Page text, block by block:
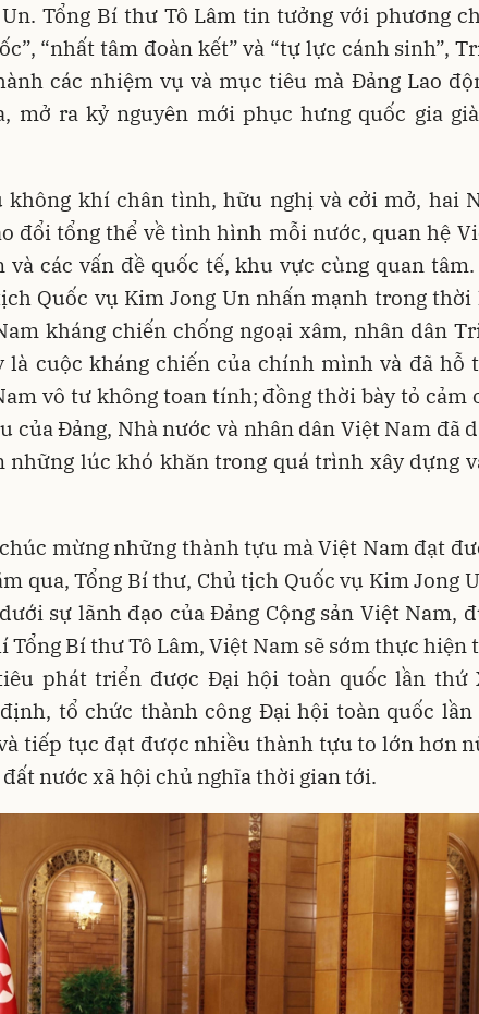
Tổng Bí thư Tô Lâm tin tưởng với phương
“nhất tâm đoàn kết” và “tự lực cánh sinh”,
các nhiệm vụ và mục tiêu mà Đảng Lao
mở ra kỷ nguyên mới phục hưng quốc gia
không khí chân tình, hữu nghị và cởi mở, hai
đổi tổng thể về tình hình mỗi nước, quan hệ
và các vấn đề quốc tế, khu vực cùng quan
Quốc vụ Kim Jong Un nhấn mạnh trong thời
kháng chiến chống ngoại xâm, nhân dân
là cuộc kháng chiến của chính mình và đã hỗ
vô tư không toan tính; đồng thời bày tỏ cảm
của Đảng, Nhà nước và nhân dân Việt Nam đã
những lúc khó khăn trong quá trình xây dựng
mừng những thành tựu mà Việt Nam đạt
qua, Tổng Bí thư, Chủ tịch Quốc vụ Kim Jong
sự lãnh đạo của Đảng Cộng sản Việt Nam,
Tổng Bí thư Tô Lâm, Việt Nam sẽ sớm thực hiện
phát triển được Đại hội toàn quốc lần thứ
tổ chức thành công Đại hội toàn quốc
tiếp tục đạt được nhiều thành tựu to lớn hơn
nước xã hội chủ nghĩa thời gian tới.